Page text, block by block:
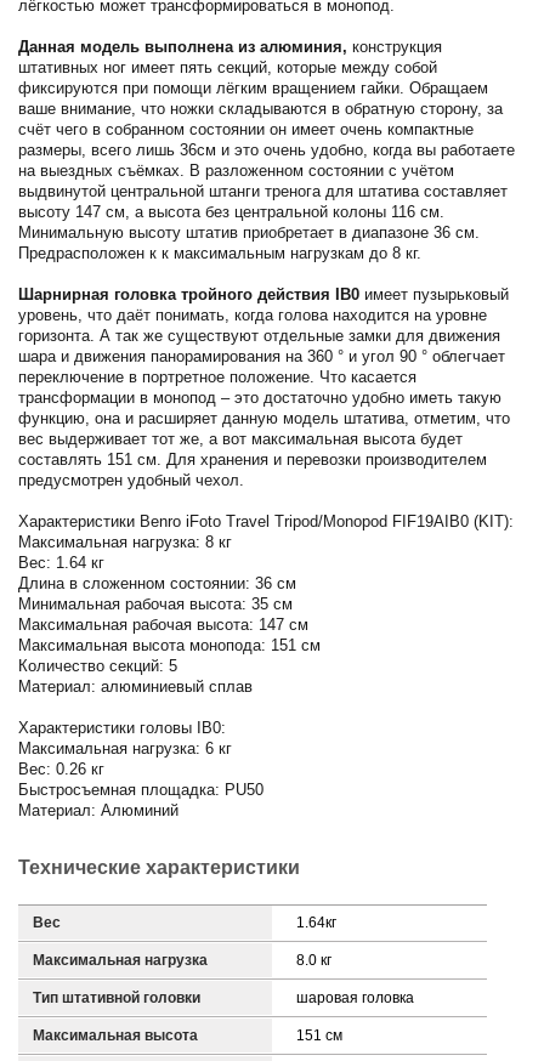
лёгкостью может трансформироваться в монопод.
Данная модель выполнена из алюминия, конструкция
штативных ног имеет пять секций, которые между собой
фиксируются при помощи лёгким вращением гайки. Обращаем
ваше внимание, что ножки складываются в обратную сторону, за
счёт чего в собранном состоянии он имеет очень компактные
размеры, всего лишь 36см и это очень удобно, когда вы работаете
на выездных съёмках. В разложенном состоянии с учётом
выдвинутой центральной штанги тренога для штатива составляет
высоту 147 см, а высота без центральной колоны 116 см.
Минимальную высоту штатив приобретает в диапазоне 36 см.
Предрасположен к к максимальным нагрузкам до 8 кг.
Шарнирная головка тройного действия IB0 имеет пузырьковый
уровень, что даёт понимать, когда голова находится на уровне
горизонта. А так же существуют отдельные замки для движения
шара и движения панорамирования на 360 ° и угол 90 ° облегчает
переключение в портретное положение. Что касается
трансформации в монопод – это достаточно удобно иметь такую
функцию, она и расширяет данную модель штатива, отметим, что
вес выдерживает тот же, а вот максимальная высота будет
составлять 151 см. Для хранения и перевозки производителем
предусмотрен удобный чехол.
Характеристики Benro iFoto Travel Tripod/Monopod FIF19AIB0 (KIT):
Максимальная нагрузка: 8 кг
Вес: 1.64 кг
Длина в сложенном состоянии: 36 см
Минимальная рабочая высота: 35 см
Максимальная рабочая высота: 147 см
Максимальная высота монопода: 151 см
Количество секций: 5
Материал: алюминиевый сплав
Характеристики головы IB0:
Максимальная нагрузка: 6 кг
Вес: 0.26 кг
Быстросъемная площадка: PU50
Материал: Алюминий
Технические характеристики
Вес 1.64кг
Максимальная нагрузка 8.0 кг
Тип штативной головки шаровая головка
Максимальная высота 151 см